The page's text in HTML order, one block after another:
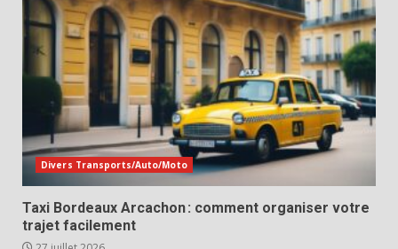
Divers Transports/Auto/Moto
Taxi Bordeaux Arcachon : comment organiser votre
trajet facilement